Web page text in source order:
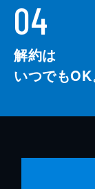
04
解約は
いつでもOK